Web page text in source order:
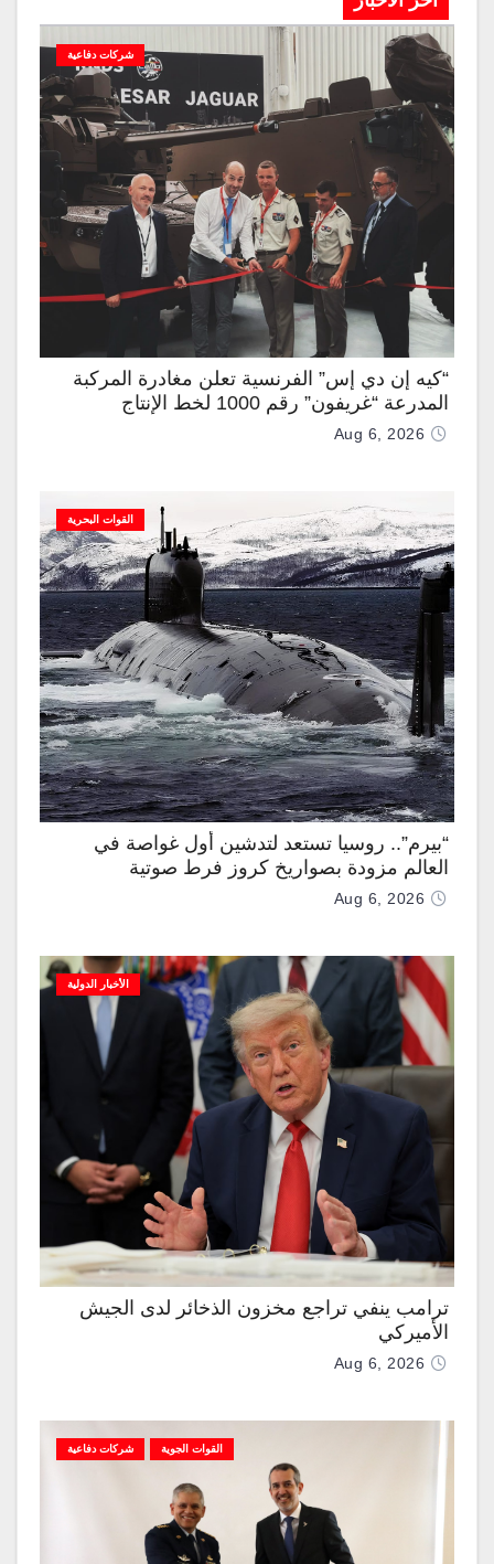
شركات دفاعية
“كيه إن دي إس” الفرنسية تعلن مغادرة المركبة
المدرعة “غريفون” رقم 1000 لخط الإنتاج
Aug 6, 2026
القوات البحرية
“بيرم”.. روسيا تستعد لتدشين أول غواصة في
العالم مزودة بصواريخ كروز فرط صوتية
Aug 6, 2026
الأخبار الدولية
ترامب ينفي تراجع مخزون الذخائر لدى الجيش
الأميركي
Aug 6, 2026
القوات الجوية شركات دفاعية